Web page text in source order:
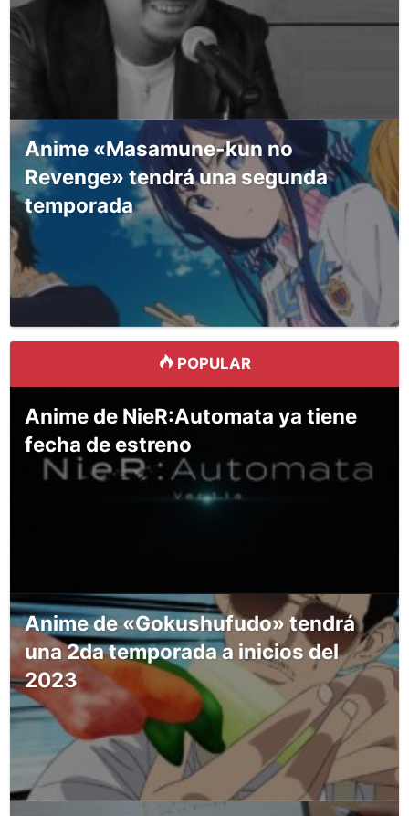
Anime «Masamune-kun no
Revenge» tendrá una segunda
temporada
POPULAR
Anime de NieR:Automata ya tiene
fecha de estreno
Anime de «Gokushufudo» tendrá
una 2da temporada a inicios del
2023